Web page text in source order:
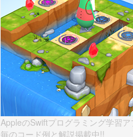
AppleのSwiftプログラミング学習
毎のコード例と解説掲載中!!